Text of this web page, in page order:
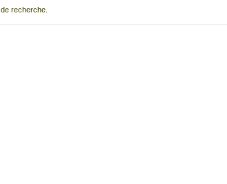
recherche.